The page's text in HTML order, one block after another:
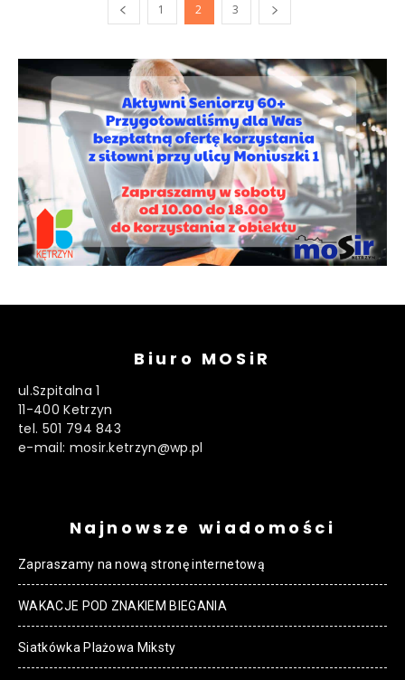
1 2 3
Biuro MOSiR
ul.Szpitalna 1
11-400 Ketrzyn
tel. 501 794 843
e-mail: mosir.ketrzyn@wp.pl
Najnowsze wiadomości
Zapraszamy na nową stronę internetową
WAKACJE POD ZNAKIEM BIEGANIA
Siatkówka Plażowa Miksty